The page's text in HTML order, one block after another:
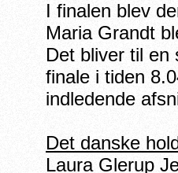
I finalen blev
Maria Grandt
Det bliver til en
finale i tiden
indledende
Det danske
Laura Glerup